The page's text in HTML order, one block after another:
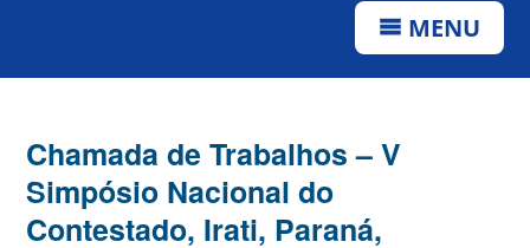
MENU
Chamada de Trabalhos – V
Simpósio Nacional do
Contestado, Irati, Paraná,